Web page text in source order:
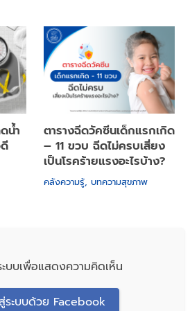
น้ำ
ตารางฉีดวัคซีนเด็กแรกเกิด
– 11 ขวบ ฉีดไม่ครบเสี่ยง
เป็นโรคร้ายแรงอะไรบ้าง?
คลังความรู้, บทความสุขภาพ
บบเพื่อแสดงความคิดเห็น
สู่ระบบด้วย Facebook